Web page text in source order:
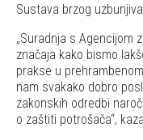
Sustava brzog
Suradnja s Agencijom
značaja kako bismo
prakse u
nam svakako dobro
zakonskih odredbi
o zaštiti potrošača ,